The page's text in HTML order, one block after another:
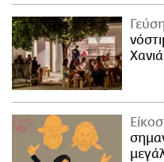
ΑΜΠΑ
PRINT
Γεύση